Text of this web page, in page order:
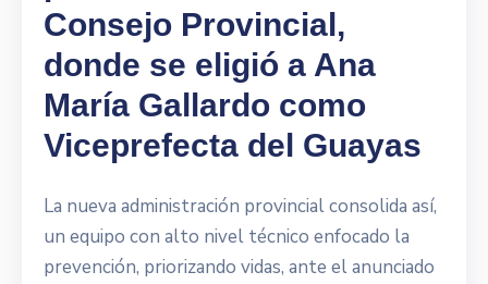
Consejo Provincial,
donde se eligió a Ana
María Gallardo como
Viceprefecta del Guayas
La nueva administración provincial consolida así,
un equipo con alto nivel técnico enfocado la
prevención, priorizando vidas, ante el anunciado